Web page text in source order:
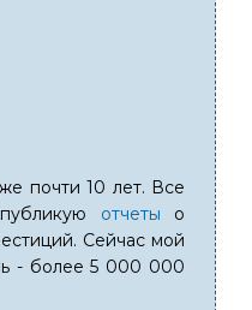
почти 10 лет. Все
отчеты о
Сейчас мой
- более 5 000 000